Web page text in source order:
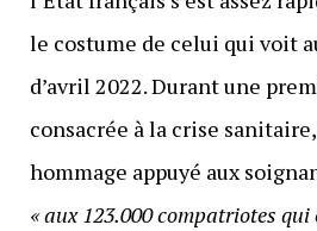
le costume de celui qui voit
d’avril 2022. Durant une
consacrée à la crise
hommage appuyé aux
« aux 123.000 compatriotes